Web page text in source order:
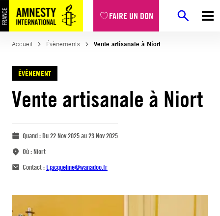
FAIRE UN DON
Accueil Évènements Vente artisanale à Niort
ÉVÈNEMENT
Vente artisanale à Niort
Quand :Du 22 Nov 2025 au 23 Nov 2025
Où :Niort
Contact :t.jacqueline@wanadoo.fr